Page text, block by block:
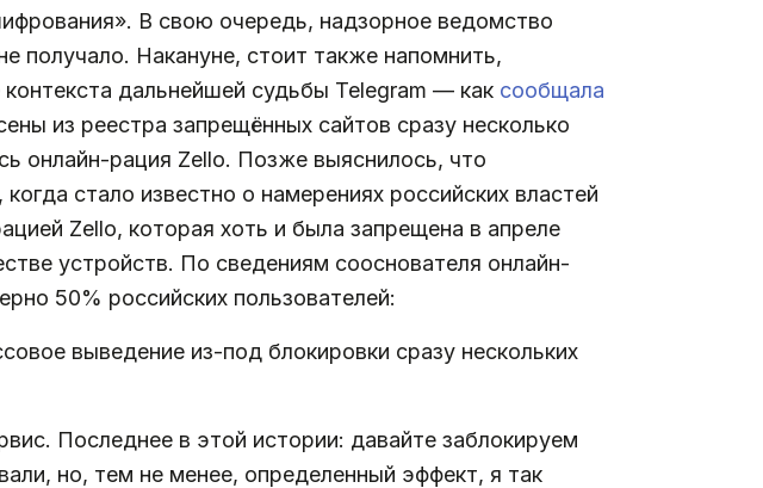
В свою очередь, надзорное ведомство
получало. Накануне, стоит также напомнить,
дальнейшей судьбы Telegram — как сообщала
из реестра запрещённых сайтов сразу несколько
онлайн-рация Zello. Позже выяснилось, что
стало известно о намерениях российских властей
Zello, которая хоть и была запрещена в апреле
устройств. По сведениям сооснователя онлайн-
50% российских пользователей:
выведение из-под блокировки сразу нескольких
Последнее в этой истории: давайте заблокируем
но, тем не менее, определенный эффект, я так